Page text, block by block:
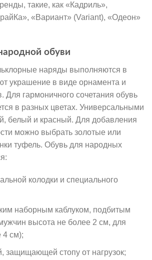
такие, как «Кадриль»,
«Вариант» (Variant), «Одеон»
обуви
наряды выполняются в
украшение в виде орнамента и
Для гармоничного сочетания обувь
в разных цветах. Универсальными
белый и красный. Для добавления
можно выбрать золотые или
туфель. Обувь для народных
колодки и специального
наборным каблуком, подбитым
высота не более 2 см, для
4 см);
защищающей стопу от нагрузок;